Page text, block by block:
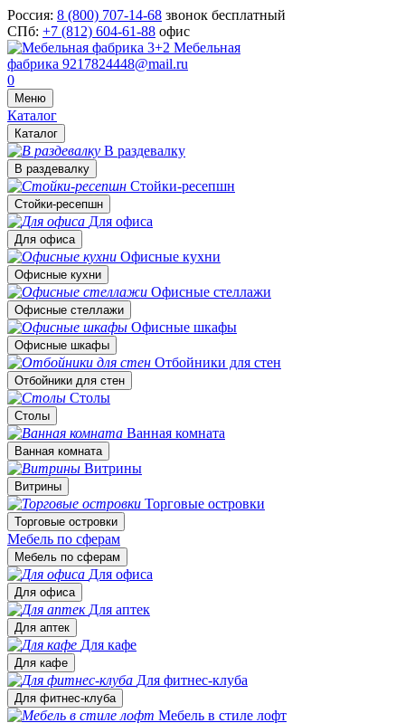
Россия: 8 (800) 707-14-68 звонок бесплатный
СПб: +7 (812) 604-61-88 офис
Мебельная
фабрика 9217824448@mail.ru
0
Меню
Каталог
Каталог
В раздевалку
В раздевалку
Стойки-ресепшн
Стойки-ресепшн
Для офиса
Для офиса
Офисные кухни
Офисные кухни
Офисные стеллажи
Офисные стеллажи
Офисные шкафы
Офисные шкафы
Отбойники для стен
Отбойники для стен
Столы
Столы
Ванная комната
Ванная комната
Витрины
Витрины
Торговые островки
Торговые островки
Мебель по сферам
Мебель по сферам
Для офиса
Для офиса
Для аптек
Для аптек
Для кафе
Для кафе
Для фитнес-клуба
Для фитнес-клуба
Мебель в стиле лофт